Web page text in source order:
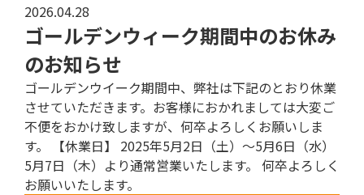
2026.04.28
ゴールデンウィーク期間中のお休み
のお知らせ
ゴールデンウイーク期間中、弊社は下記のとおり休業
させていただきます。お客様におかれましては大変ご
不便をおかけ致しますが、何卒よろしくお願いしま
す。 【休業日】 2025年5月2日（土）～5月6日（水）
5月7日（木）より通常営業いたします。 何卒よろしく
お願いいたします。